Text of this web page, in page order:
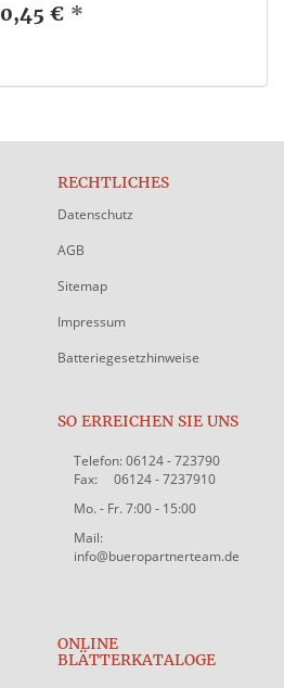
0,45 € *
RECHTLICHES
Datenschutz
AGB
Sitemap
Impressum
Batteriegesetzhinweise
SO ERREICHEN SIE UNS
Telefon: 06124 - 723790
Fax: 06124 - 7237910
Mo. - Fr. 7:00 - 15:00
Mail:
info@bueropartnerteam.de
ONLINE
BLÄTTERKATALOGE